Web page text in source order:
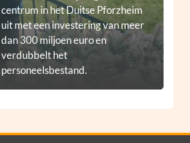
centrum in het Duitse Pforzheim
uit met een investering van meer
dan 300 miljoen euro en
verdubbelt het
personeelsbestand.